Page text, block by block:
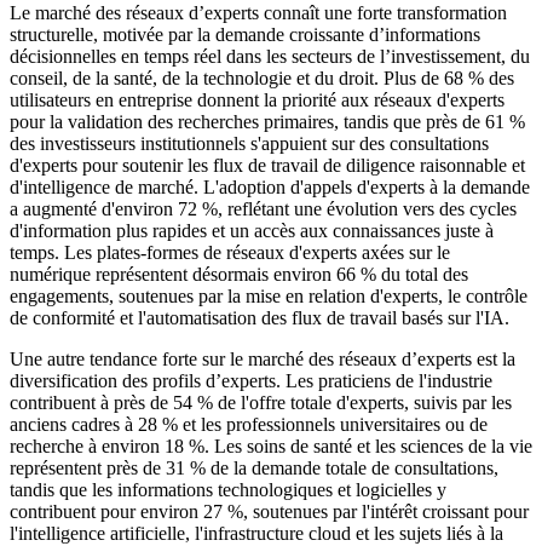
Le marché des réseaux d’experts connaît une forte transformation
structurelle, motivée par la demande croissante d’informations
décisionnelles en temps réel dans les secteurs de l’investissement, du
conseil, de la santé, de la technologie et du droit. Plus de 68 % des
utilisateurs en entreprise donnent la priorité aux réseaux d'experts
pour la validation des recherches primaires, tandis que près de 61 %
des investisseurs institutionnels s'appuient sur des consultations
d'experts pour soutenir les flux de travail de diligence raisonnable et
d'intelligence de marché. L'adoption d'appels d'experts à la demande
a augmenté d'environ 72 %, reflétant une évolution vers des cycles
d'information plus rapides et un accès aux connaissances juste à
temps. Les plates-formes de réseaux d'experts axées sur le
numérique représentent désormais environ 66 % du total des
engagements, soutenues par la mise en relation d'experts, le contrôle
de conformité et l'automatisation des flux de travail basés sur l'IA.
Une autre tendance forte sur le marché des réseaux d’experts est la
diversification des profils d’experts. Les praticiens de l'industrie
contribuent à près de 54 % de l'offre totale d'experts, suivis par les
anciens cadres à 28 % et les professionnels universitaires ou de
recherche à environ 18 %. Les soins de santé et les sciences de la vie
représentent près de 31 % de la demande totale de consultations,
tandis que les informations technologiques et logicielles y
contribuent pour environ 27 %, soutenues par l'intérêt croissant pour
l'intelligence artificielle, l'infrastructure cloud et les sujets liés à la